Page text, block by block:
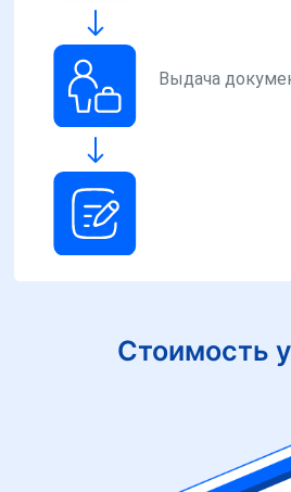
Выдача
Стоимость